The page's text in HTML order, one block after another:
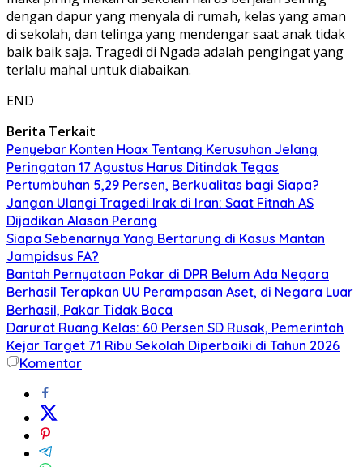
dengan dapur yang menyala di rumah, kelas yang aman
di sekolah, dan telinga yang mendengar saat anak tidak
baik baik saja. Tragedi di Ngada adalah pengingat yang
terlalu mahal untuk diabaikan.
END
Berita Terkait
Penyebar Konten Hoax Tentang Kerusuhan Jelang
Peringatan 17 Agustus Harus Ditindak Tegas
Pertumbuhan 5,29 Persen, Berkualitas bagi Siapa?
Jangan Ulangi Tragedi Irak di Iran: Saat Fitnah AS
Dijadikan Alasan Perang
Siapa Sebenarnya Yang Bertarung di Kasus Mantan
Jampidsus FA?
Bantah Pernyataan Pakar di DPR Belum Ada Negara
Berhasil Terapkan UU Perampasan Aset, di Negara Luar
Berhasil, Pakar Tidak Baca
Darurat Ruang Kelas: 60 Persen SD Rusak, Pemerintah
Kejar Target 71 Ribu Sekolah Diperbaiki di Tahun 2026
Komentar